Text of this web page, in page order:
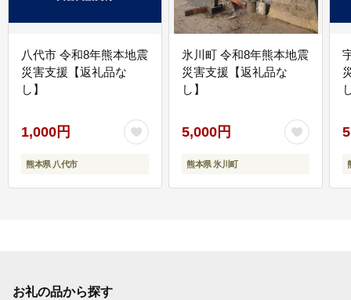
八代市 令和8年熊本地震
災害支援【返礼品な
し】
1,000円
熊本県 八代市
氷川町 令和8年熊本地震
災害支援【返礼品な
し】
5,000円
熊本県 氷川町
お礼の品から探す